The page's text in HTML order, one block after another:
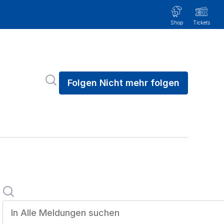
Im Newsroom suchen
Folgen Nicht mehr folgen
Suche
In alle meldungen suchen